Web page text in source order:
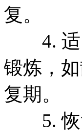
复。
4. 适
锻炼，
复期。
5. 恢